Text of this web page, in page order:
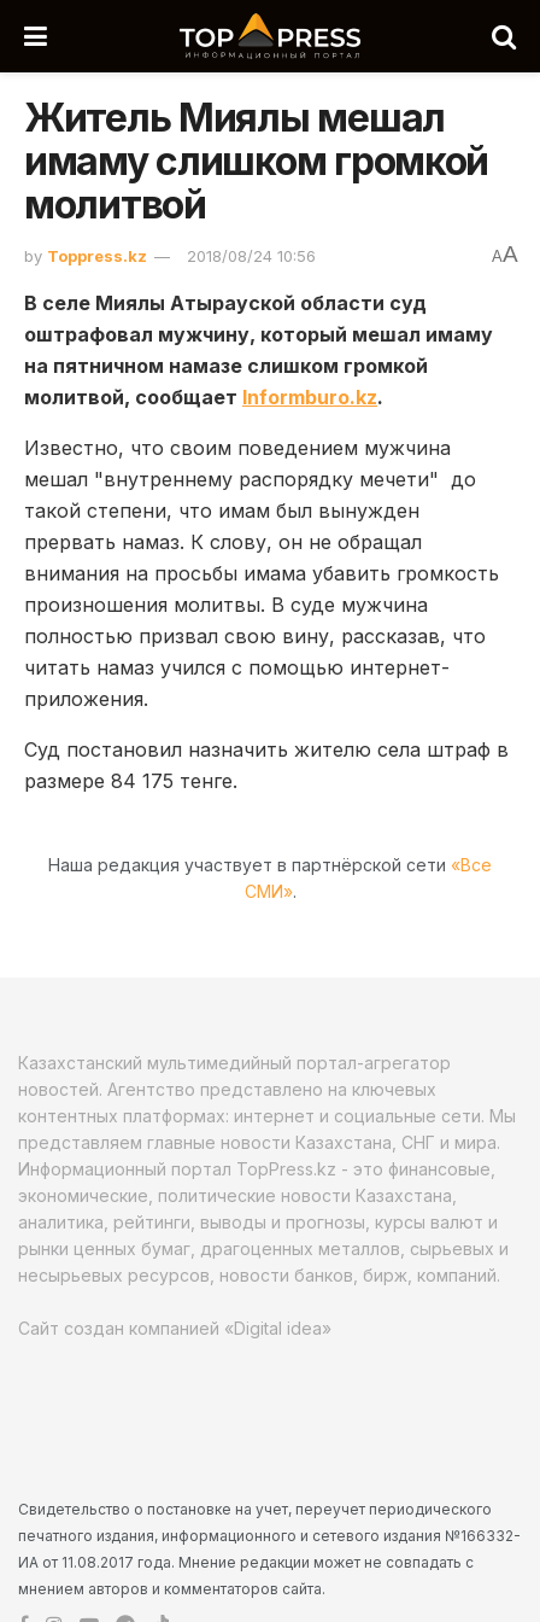
Житель Миялы мешал
имаму слишком громкой
молитвой
by Toppress.kz 2018/08/24 10:56 AA
В селе Миялы Атырауской области суд
оштрафовал мужчину, который мешал имаму
на пятничном намазе слишком громкой
молитвой, сообщает Informburo.kz.
Известно, что своим поведением мужчина
мешал "внутреннему распорядку мечети" до
такой степени, что имам был вынужден
прервать намаз. К слову, он не обращал
внимания на просьбы имама убавить громкость
произношения молитвы. В суде мужчина
полностью призвал свою вину, рассказав, что
читать намаз учился с помощью интернет-
приложения.
Суд постановил назначить жителю села штраф в
размере 84 175 тенге.
Наша редакция участвует в партнёрской сети «Все
СМИ».
Казахстанский мультимедийный портал-агрегатор
новостей. Агентство представлено на ключевых
контентных платформах: интернет и социальные сети. Мы
представляем главные новости Казахстана, СНГ и мира.
Информационный портал TopPress.kz - это финансовые,
экономические, политические новости Казахстана,
аналитика, рейтинги, выводы и прогнозы, курсы валют и
рынки ценных бумаг, драгоценных металлов, сырьевых и
несырьевых ресурсов, новости банков, бирж, компаний.
Сайт создан компанией «Digital idea»
Свидетельство о постановке на учет, переучет периодического
печатного издания, информационного и сетевого издания №166332-
ИА от 11.08.2017 года. Мнение редакции может не совпадать с
мнением авторов и комментаторов сайта.